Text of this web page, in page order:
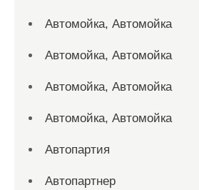
Автомойка, Автомойка
Автомойка, Автомойка
Автомойка, Автомойка
Автомойка, Автомойка
Автопартия
Автопартнер